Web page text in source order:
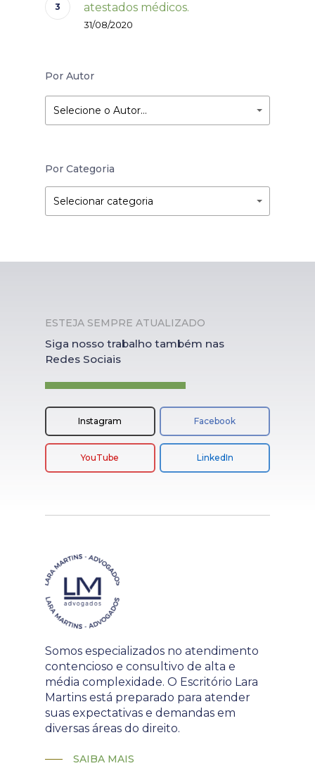
atestados médicos.
31/08/2020
Por Autor
Selecione o Autor…
Por Categoria
Categoria
Selecionar categoria
Categoria
ESTEJA SEMPRE ATUALIZADO
Siga nosso trabalho também nas
Redes Sociais
Instagram Facebook
YouTube LinkedIn
Somos especializados no atendimento
contencioso e consultivo de alta e
média complexidade. O Escritório Lara
Martins está preparado para atender
suas expectativas e demandas em
diversas áreas do direito.
SAIBA MAIS